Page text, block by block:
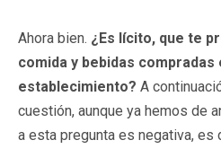
Ahora bien. ¿Es lícito, que te
comida y bebidas
establecimiento? A
cuestión, aunque ya hemos de
a esta pregunta es negativa, es